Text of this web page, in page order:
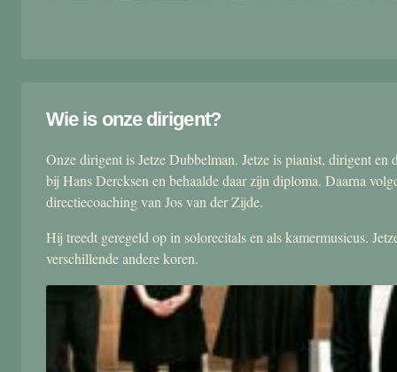
Wie is onze dirigent?
Onze dirigent is Jetze Dubbelman. Jetze is pianist, dirigent
bij Hans Dercksen en behaalde daar zijn diploma. Daarna
directiecoaching van Jos van der Zijde.
Hij treedt geregeld op in solorecitals en als kamermusicus.
verschillende andere koren.